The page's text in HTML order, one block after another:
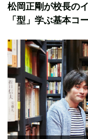
松岡正剛が校長の
「型」学ぶ基本コ